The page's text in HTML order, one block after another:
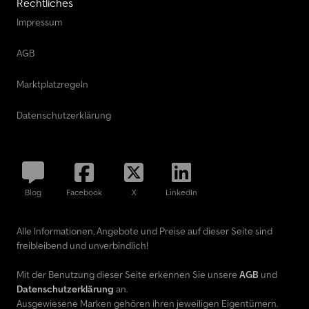
Impressum
AGB
Marktplatzregeln
Datenschutzerklärung
Blog Facebook X LinkedIn
Alle Informationen, Angebote und Preise auf dieser Seite sind
freibleibend und unverbindlich!
Mit der Benutzung dieser Seite erkennen Sie unsere AGB und
Datenschutzerklärung an.
Ausgewiesene Marken gehören ihren jeweiligen Eigentümern.